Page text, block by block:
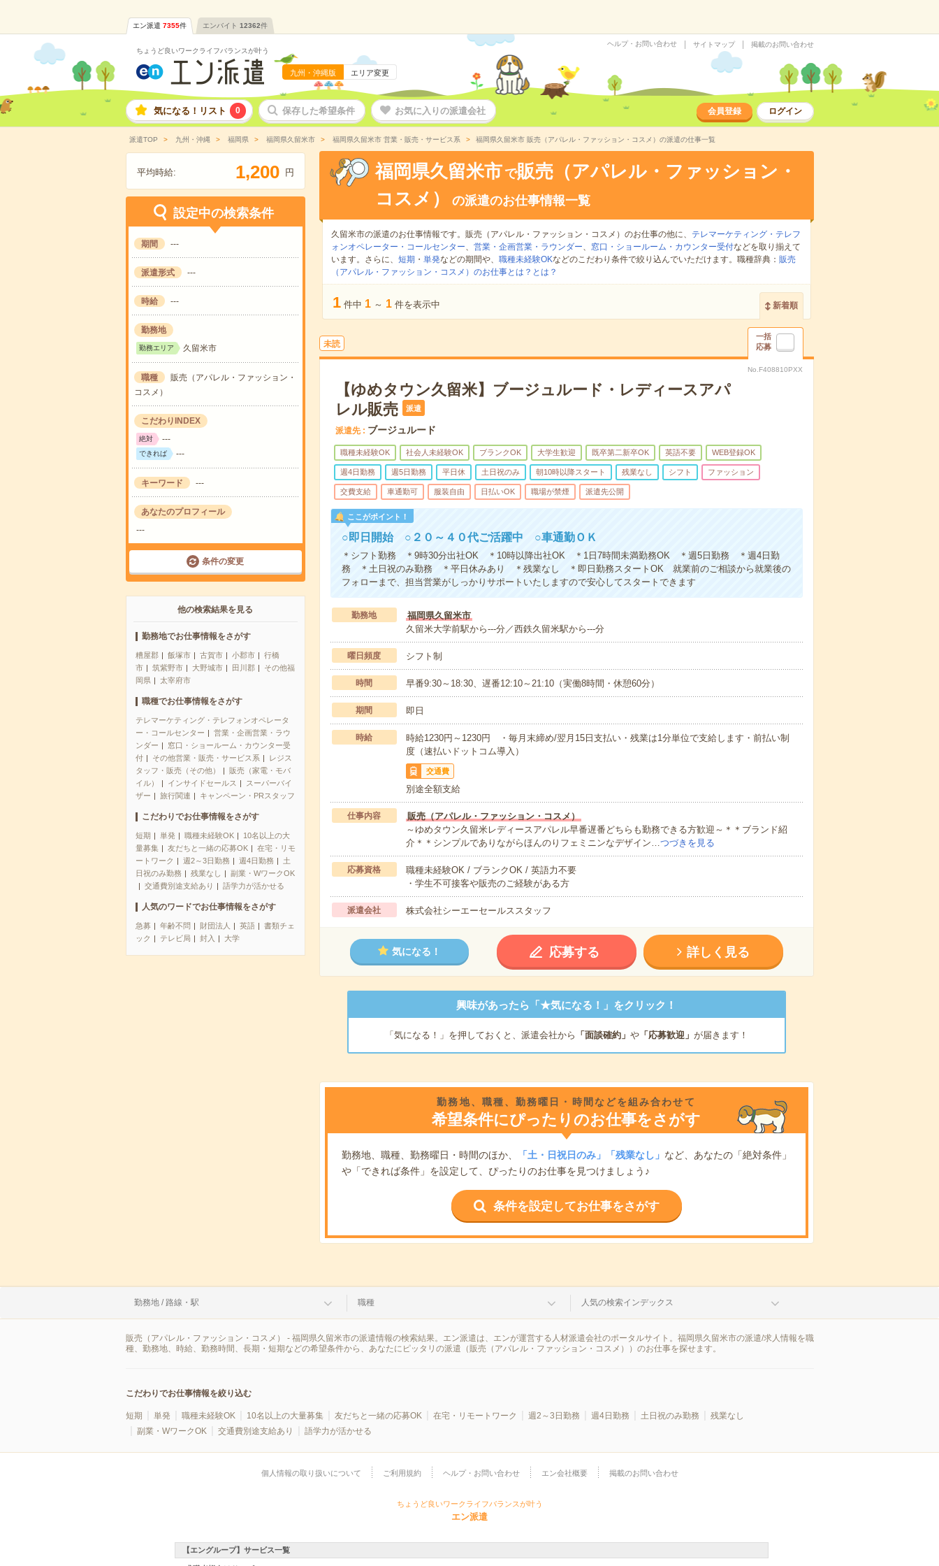
エン派遣 7355件 エンバイト 12362件
ちょうど良いワークライフバランスが叶う
九州・沖縄版 エリア変更
ヘルプ・お問い合わせ サイトマップ 掲載のお問い合わせ
気になる！リスト 0 保存した希望条件 お気に入りの派遣会社 会員登録 ログイン
派遣TOP 九州・沖縄 福岡県 福岡県久留米市 福岡県久留米市 営業・販売・サービス系 福岡県久留米市 販売（アパレル・ファッション・コスメ）の派遣の仕事一覧
平均時給: 1,200 円
設定中の検索条件
期間 ---
派遣形式 ---
時給 ---
勤務地
勤務エリア 久留米市
職種
販売（アパレル・ファッション・
コスメ）
こだわりINDEX
絶対 ---
できれば ---
キーワード ---
あなたのプロフィール
---
条件の変更
他の検索結果を見る
勤務地でお仕事情報をさがす
糟屋郡 飯塚市 古賀市 小郡市
行橋
市
筑紫野市 大野城市 田川郡
その他福
岡県
太宰府市
職種でお仕事情報をさがす
テレマーケティング・テレフォンオペレータ
ー・コールセンター
営業・企画営業・ラウ
ンダー
窓口・ショールーム・カウンター受
付
その他営業・販売・サービス系
レジス
タッフ・販売（その他）
販売（家電・モバ
イル）
インサイドセールス
スーパーバイ
ザー
旅行関連 キャンペーン・PRスタッフ
こだわりでお仕事情報をさがす
短期 単発 職種未経験OK
10名以上の大
量募集
友だちと一緒の応募OK
在宅・リモ
ートワーク
週2～3日勤務 週4日勤務
土
日祝のみ勤務
残業なし
副業・WワークOK
交通費別途支給あり
語学力が活かせる
人気のワードでお仕事情報をさがす
急募 年齢不問 財団法人 英語
書類チェ
ック
テレビ局 封入 大学
福岡県久留米市 で販売（アパレル・ファッション・
コスメ）
の派遣のお仕事情報一覧
久留米市の派遣のお仕事情報です。販売（アパレル・ファッション・コスメ）のお仕事の他に、
テレマーケティング・テレフ
ォンオペレーター・コールセンター、 営業・企画営業・ラウンダー、 窓口・ショールーム・カウンター受付などを取り揃えて
います。さらに、 短期 ・ 単発などの期間や、 職種未経験OKなどのこだわり条件で絞り込んでいただけます。職種辞典： 販売
（アパレル・ファッション・コスメ）のお仕事とは？とは？
1 件中 1 ～ 1 件を表示中 新着順
未読
一括
応募
No.F408810PXX
【ゆめタウン久留米】ブージュルード・レディースアパ
レル販売
派遣
派遣先 ブージュルード
職種未経験OK 社会人未経験OK ブランクOK 大学生歓迎 既卒第二新卒OK 英語不要 WEB登録OK
週4日勤務 週5日勤務 平日休 土日祝のみ 朝10時以降スタート 残業なし シフト ファッション
交費支給 車通勤可 服装自由 日払いOK 職場が禁煙 派遣先公開
ここがポイント！
○即日開始 ○２０～４０代ご活躍中 ○車通勤ＯＫ
＊シフト勤務 ＊9時30分出社OK ＊10時以降出社OK ＊1日7時間未満勤務OK ＊週5日勤務 ＊週4日勤
務 ＊土日祝のみ勤務 ＊平日休みあり ＊残業なし ＊即日勤務スタートOK 就業前のご相談から就業後の
フォローまで、担当営業がしっかりサポートいたしますので安心してスタートできます
勤務地
福岡県久留米市
久留米大学前駅から---分／西鉄久留米駅から---分
曜日頻度 シフト制
時間 早番9:30～18:30、遅番12:10～21:10（実働8時間・休憩60分）
期間 即日
時給
時給1230円～1230円 ・毎月末締め/翌月15日支払い・残業は1分単位で支給します・前払い制
度（速払いドットコム導入）
交通費
別途全額支給
仕事内容
販売（アパレル・ファッション・コスメ）
～ゆめタウン久留米レディースアパレル早番遅番どちらも勤務できる方歓迎～＊＊ブランド紹
介＊＊シンプルでありながらほんのりフェミニンなデザイン…つづきを見る
応募資格
職種未経験OK / ブランクOK / 英語力不要
・学生不可接客や販売のご経験がある方
派遣会社 株式会社シーエーセールススタッフ
気になる！ 応募する 詳しく見る
興味があったら「★気になる！」をクリック！
「気になる！」を押しておくと、派遣会社から 「面談確約」 や「応募歓迎」 が届きます！
勤務地、職種、勤務曜日・時間などを組み合わせて
希望条件にぴったりのお仕事をさがす
勤務地、職種、勤務曜日・時間のほか、 「土・日祝日のみ」「残業なし」 など、あなたの「絶対条件」
や「できれば条件」を設定して、ぴったりのお仕事を見つけましょう♪
条件を設定してお仕事をさがす
勤務地 / 路線・駅 職種 人気の検索インデックス
販売（アパレル・ファッション・コスメ） - 福岡県久留米市の派遣情報の検索結果。エン派遣は、エンが運営する人材派遣会社のポータルサイト。福岡県久留米市の派遣/求人情報を職
種、勤務地、時給、勤務時間、長期・短期などの希望条件から、あなたにピッタリの派遣（販売（アパレル・ファッション・コスメ））のお仕事を探せます。
こだわりでお仕事情報を絞り込む
短期 単発 職種未経験OK 10名以上の大量募集 友だちと一緒の応募OK 在宅・リモートワーク 週2～3日勤務 週4日勤務 土日祝のみ勤務
残業なし
副業・WワークOK
交通費別途支給あり 語学力が活かせる
個人情報の取り扱いについて ご利用規約 ヘルプ・お問い合わせ エン会社概要 掲載のお問い合わせ
ちょうど良いワークライフバランスが叶う
エン派遣
【エングループ】サービス一覧